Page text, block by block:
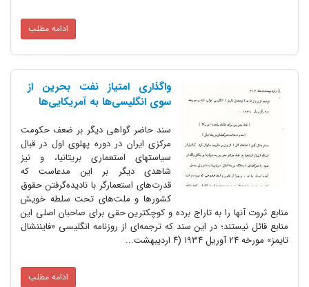
ادامه مطلب
واگذاری امتیاز نفت بحرین از
سوی انگلیسی‌ها به آمریکایی‌ها
سند حاضر گواهی دیگر بر ضعف حکومت
مرکزی ایران در دوره پهلوی اول در قبال
سیاستهای استعماری بریتانیا، و نیز
شاهدی دیگر بر این مدعاست که
قدرت‌های استعمارگر با نادیده‌گرفتن حقوق
کشورها و ملت‌های تحت سلطه خویش
منابع ثروت آنها را به تاراج برده و کوچکترین حقی برای صاحبان اصلی این
منابع قائل نیستند؛ در این سند که ترجمه‌ای از روزنامه انگلیسی «فایننشال
تایمز» مورخه ۲۴ آوریل ۱۹۳۴ (۴ اردیبهشت...
ادامه مطلب